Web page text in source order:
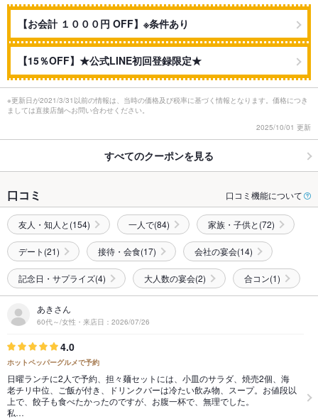
【お会計 １０００円 OFF】※条件あり
【15％OFF】★公式LINE初回登録限定★
※更新日が2021/3/31以前の情報は、当時の価格及び税率に基づく情報となります。価格につき
ましては直接店舗へお問い合わせください。
2025/10/01 更新
すべてのクーポンを見る
口コミ 口コミ機能について
友人・知人と(154) 一人で(84) 家族・子供と(72)
デート(21) 接待・会食(17) 会社の宴会(14)
記念日・サプライズ(4) 大人数の宴会(2) 合コン(1)
あきさん
60代～/女性・来店日：2026/07/26
4.0
ホットペッパーグルメで予約
日曜ランチに2人で予約、担々麺セットには、小皿のサラダ、焼売2個、海
老チリ中位、ご飯が付き、ドリンクバーは冷たい飲み物、スープ。お値段以
上で、餃子も食べたかったのですが、お腹一杯で、無理でした。
私…